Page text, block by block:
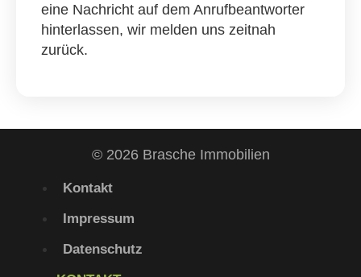
eine Nachricht auf dem Anrufbeantworter
hinterlassen, wir melden uns zeitnah
zurück.
© 2026 Brasche Immobilien
Kontakt
Impressum
Datenschutz